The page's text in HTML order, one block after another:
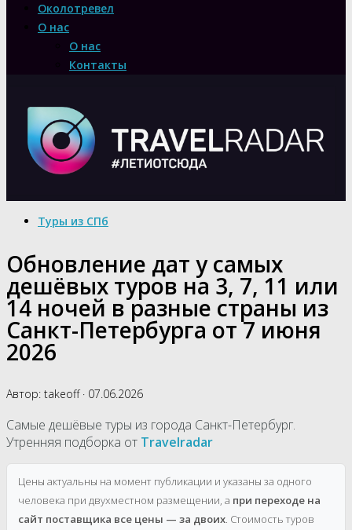
Околотревел
О нас
О нас
Контакты
Туры из СПб
Обновление дат у самых
дешёвых туров на 3, 7, 11 или
14 ночей в разные страны из
Санкт-Петербурга от 7 июня
2026
Автор: takeoff · 07.06.2026
Самые дешёвые туры из города Санкт-Петербург.
Утренняя подборка от Travelradar
Цены актуальны на момент публикации и указаны за одного
человека при двухместном размещении, а при переходе на
сайт поставщика все цены — за двоих. Стоимость туров